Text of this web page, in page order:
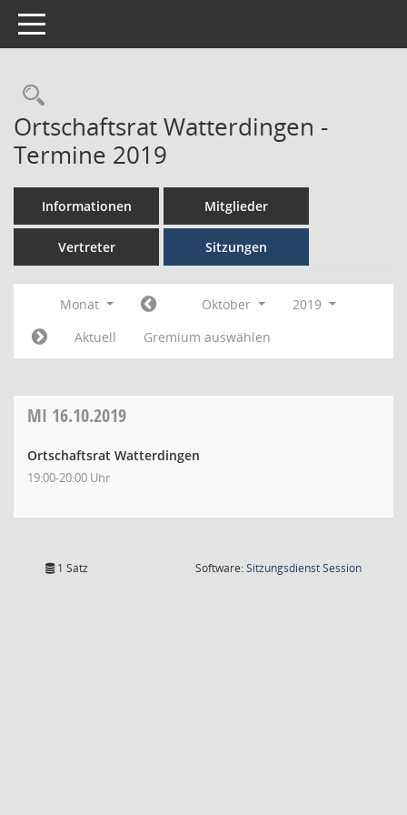
Toggle navigation
Ortschaftsrat Watterdingen -
Termine 2019
Informationen Mitglieder
Vertreter Sitzungen
Monat Oktober
2019
Aktuell
Gremium auswählen
MI 16.10.2019
Ortschaftsrat Watterdingen
19:00-20:00 Uhr
1 Satz Software:SitzungsdienstSession(Wird in